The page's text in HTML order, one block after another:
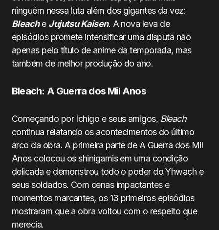
ninguém nessa luta além dos gigantes da vez:
Bleache Jujutsu Kaisen. A nova leva de
episódios promete intensificar uma disputa não
apenas pelo título de anime da temporada, mas
também de melhor produção do ano.
Bleach: A Guerra dos Mil Anos
Começando por Ichigo e seus amigos, Bleach
continua relatando os acontecimentos do último
arco da obra. A primeira parte de A Guerra dos Mil
Anos colocou os shinigamis em uma condição
delicada e demonstrou todo o poder do Yhwach e
seus soldados. Com cenas impactantes e
momentos marcantes, os 13 primeiros episódios
mostraram que a obra voltou com o respeito que
merecia.